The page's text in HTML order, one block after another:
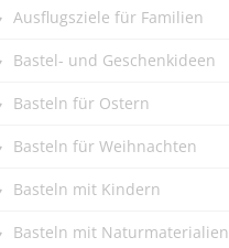
Ausflugsziele für Familien
Bastel- und Geschenkideen
Basteln für Ostern
Basteln für Weihnachten
Basteln mit Kindern
Basteln mit Naturmaterialien